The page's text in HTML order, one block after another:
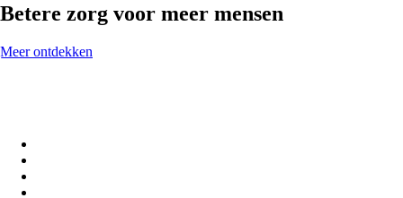
Betere zorg voor meer mensen
Meer ontdekken